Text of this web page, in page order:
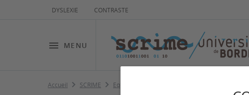
DYSLEXIE CONTRASTE
MENU
Accueil SCRIME Equipements